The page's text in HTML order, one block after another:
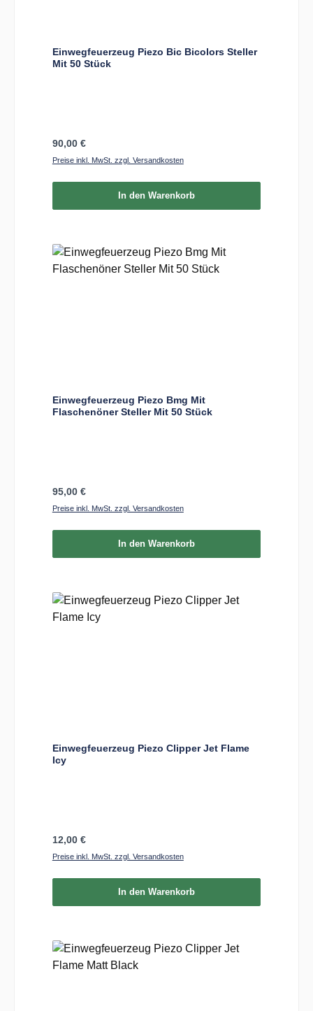
Einwegfeuerzeug Piezo Bic Bicolors Steller
Mit 50 Stück
Regulärer Preis:
90,00 €
Preise inkl. MwSt. zzgl. Versandkosten
In den Warenkorb
Einwegfeuerzeug Piezo Bmg Mit
Flaschenöner Steller Mit 50 Stück
Regulärer Preis:
95,00 €
Preise inkl. MwSt. zzgl. Versandkosten
In den Warenkorb
Einwegfeuerzeug Piezo Clipper Jet Flame
Icy
Regulärer Preis:
12,00 €
Preise inkl. MwSt. zzgl. Versandkosten
In den Warenkorb